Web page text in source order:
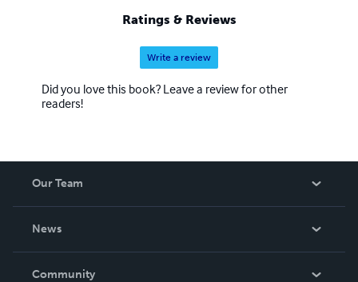
à 1000, 100 pages chacun, à suivre… Pour le public c’est
toujours un électrochoc, il entre comme en transe, se
sentant enfin vivre, exister.
Ratings & Reviews
Write a review
Did you love this book? Leave a review for other
readers!
Our Team
News
In The News
Community